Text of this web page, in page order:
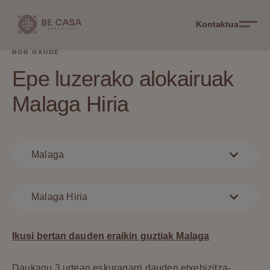
Kontaktua
NON GAUDE
Epe luzerako alokairuak
Malaga Hiria
Malaga
Malaga Hiria
Ikusi bertan dauden eraikin guztiak Malaga
Daukagu 3 urtean eskuragarri dauden etxebizitza-